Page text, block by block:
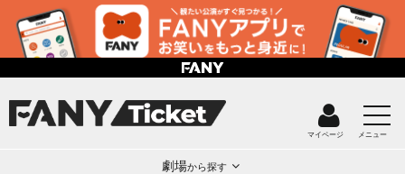
マイページ メニュー
劇場から探す